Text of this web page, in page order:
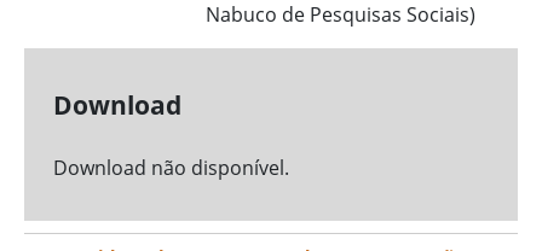
Nabuco de Pesquisas Sociais)
Download
Download não disponível.